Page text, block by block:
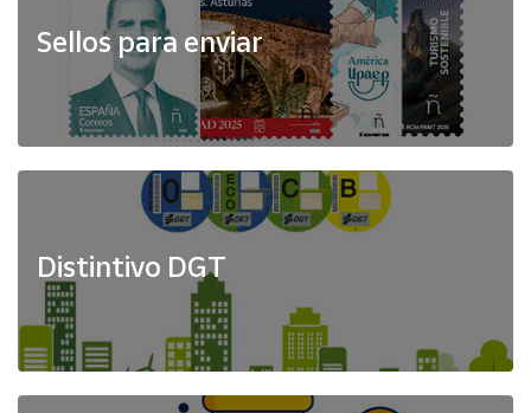
Sellos para enviar
Distintivo DGT